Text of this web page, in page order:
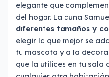
elegante que
del hogar. La cuna
diferentes tamaños y
elegir la que mejor se
tu mascota y a la
que la utilices en tu sala